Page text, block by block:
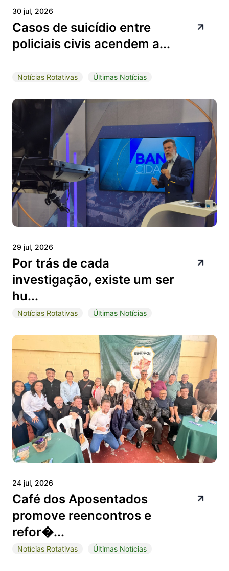
30 jul, 2026
Casos de suicídio entre
policiais civis acendem a...
Notícias Rotativas Últimas Notícias
29 jul, 2026
Por trás de cada
investigação, existe um ser
hu...
Notícias Rotativas Últimas Notícias
24 jul, 2026
Café dos Aposentados
promove reencontros e
refor�...
Notícias Rotativas Últimas Notícias